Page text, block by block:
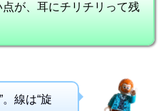
が、耳にチリチリって残
線は“旋